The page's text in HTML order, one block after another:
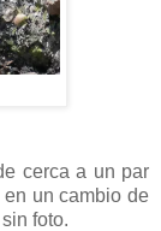
cerca a un par
un cambio de
foto.